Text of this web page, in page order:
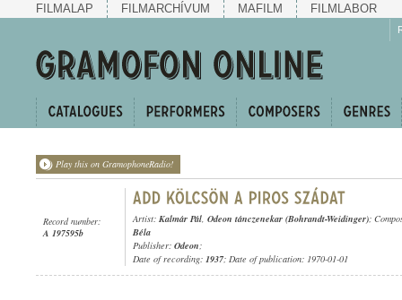
FILMALAP FILMARCHÍVUM MAFILM FILMLABOR
Play this on GramophoneRadio!
Record number:
A 197595b
Artist: Kalmár Pál, Odeon tánczenekar (Bohrandt-Weidinger);
Béla
Publisher: Odeon;
Date of recording: 1937; Date of publication: 1970-01-01